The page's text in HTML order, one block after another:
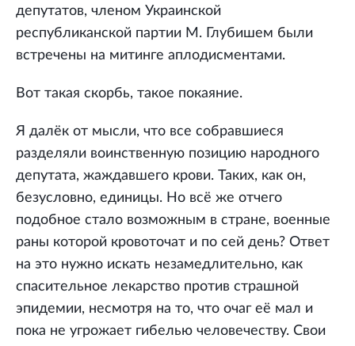
депутатов, членом Украинской
республиканской партии М. Глубишем были
встречены на митинге аплодисментами.
Вот такая скорбь, такое покаяние.
Я далёк от мысли, что все собравшиеся
разделяли воинственную позицию народного
депутата, жаждавшего крови. Таких, как он,
безусловно, единицы. Но всё же отчего
подобное стало возможным в стране, военные
раны которой кровоточат и по сей день? Ответ
на это нужно искать незамедлительно, как
спасительное лекарство против страшной
эпидемии, несмотря на то, что очаг её мал и
пока не угрожает гибелью человечеству. Свои